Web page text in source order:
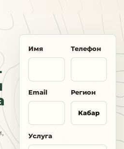
Имя Телефон
Email Регион
Услуга